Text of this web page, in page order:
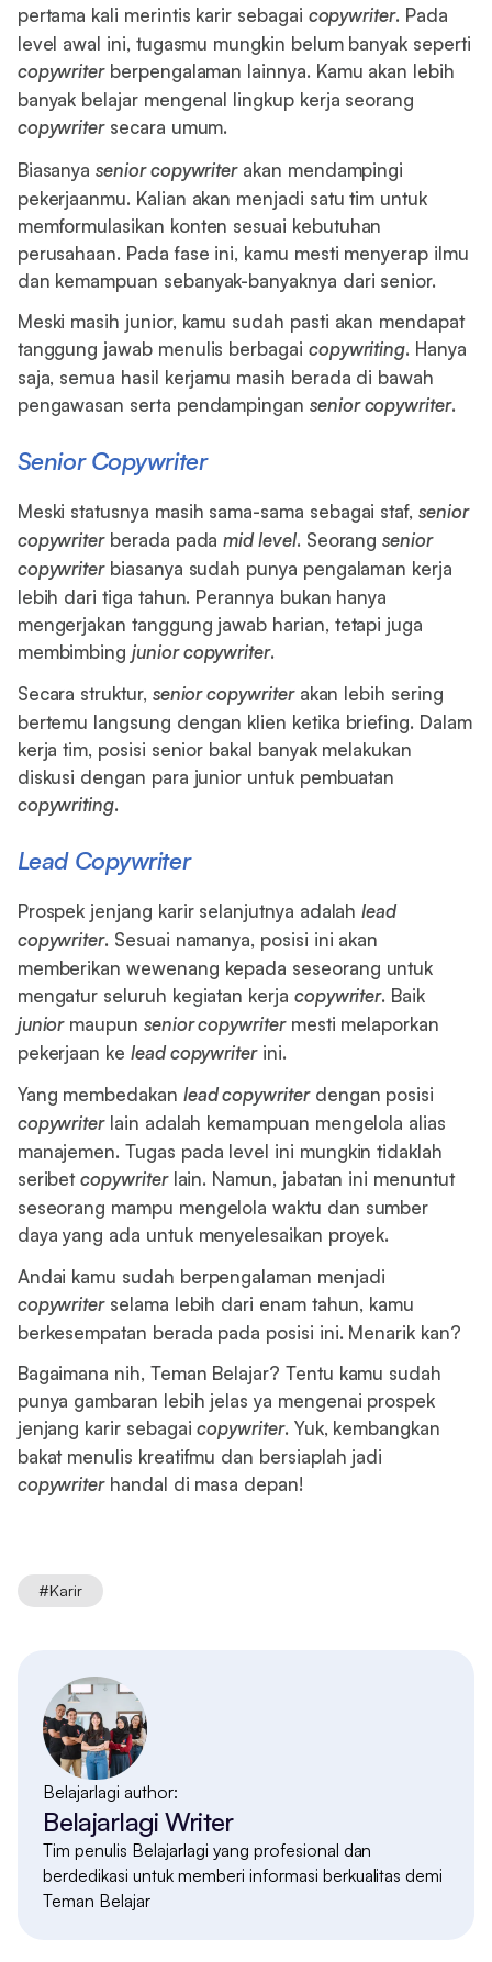
pertama kali merintis karir sebagai copywriter. Pada
level awal ini, tugasmu mungkin belum banyak seperti
copywriterberpengalaman lainnya. Kamu akan lebih
banyak belajar mengenal lingkup kerja seorang
copywritersecara umum.
Biasanyasenior copywriterakan mendampingi
pekerjaanmu. Kalian akan menjadi satu tim untuk
memformulasikan konten sesuai kebutuhan
perusahaan. Pada fase ini, kamu mesti menyerap ilmu
dan kemampuan sebanyak-banyaknya dari senior.
Meski masih junior, kamu sudah pasti akan mendapat
tanggung jawab menulis berbagai copywriting. Hanya
saja, semua hasil kerjamu masih berada di bawah
pengawasan serta pendampingan senior copywriter.
Senior Copywriter
Meski statusnya masih sama-sama sebagai staf, senior
copywriterberada padamid level. Seorangsenior
copywriterbiasanya sudah punya pengalaman kerja
lebih dari tiga tahun. Perannya bukan hanya
mengerjakan tanggung jawab harian, tetapi juga
membimbingjunior copywriter.
Secara struktur, senior copywriterakan lebih sering
bertemu langsung dengan klien ketika briefing. Dalam
kerja tim, posisi senior bakal banyak melakukan
diskusi dengan para junior untuk pembuatan
copywriting.
Lead Copywriter
Prospek jenjang karir selanjutnya adalahlead
copywriter. Sesuai namanya, posisi ini akan
memberikan wewenang kepada seseorang untuk
mengatur seluruh kegiatan kerja copywriter. Baik
juniormaupun senior copywritermesti melaporkan
pekerjaan ke lead copywriterini.
Yang membedakan lead copywriterdengan posisi
copywriterlain adalah kemampuan mengelola alias
manajemen. Tugas pada level ini mungkin tidaklah
seribetcopywriterlain. Namun, jabatan ini menuntut
seseorang mampu mengelola waktu dan sumber
daya yang ada untuk menyelesaikan proyek.
Andai kamu sudah berpengalaman menjadi
copywriterselama lebih dari enam tahun, kamu
berkesempatan berada pada posisi ini. Menarik kan?
Bagaimana nih, Teman Belajar? Tentu kamu sudah
punya gambaran lebih jelas ya mengenai prospek
jenjang karir sebagaicopywriter. Yuk, kembangkan
bakat menulis kreatifmu dan bersiaplah jadi
copywriterhandal di masa depan!
#Karir
Belajarlagi author:
Belajarlagi Writer
Tim penulis Belajarlagi yang profesional dan
berdedikasi untuk memberi informasi berkualitas demi
Teman Belajar